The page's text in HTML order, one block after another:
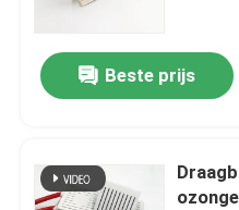
Ongeveer ons
Fabrieksreis
Beste prijs